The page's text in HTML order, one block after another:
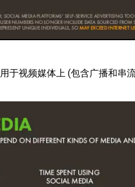
于视频媒体上 (包含广播和串